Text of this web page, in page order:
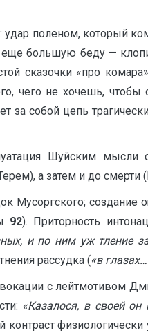
поленом, который
большую беду —
сказочки «про
чего не хочешь,
собой цепь
Шуйским
а затем и до смерти
Мусоргского; создание
92). Приторность
и по ним уж тление
рассудка («в
с лейтмотивом
«Казалося, в своей